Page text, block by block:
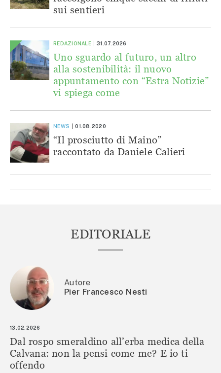
sui sentieri
REDAZIONALE 31.07.2026
Uno sguardo al futuro, un altro
alla sostenibilità: il nuovo
appuntamento con “Estra Notizie”
vi spiega come
NEWS 01.08.2020
“Il prosciutto di Maino”
raccontato da Daniele Calieri
EDITORIALE
Autore
Pier Francesco Nesti
13.02.2026
Dal rospo smeraldino all’erba medica della
Calvana: non la pensi come me? E io ti
offendo